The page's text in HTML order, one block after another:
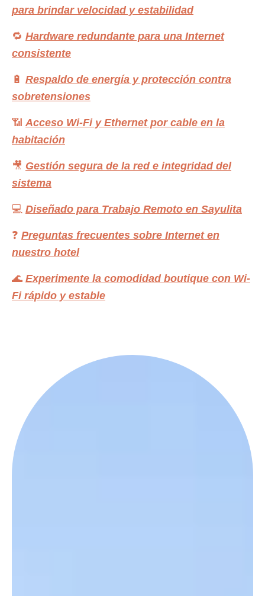
para brindar velocidad y estabilidad
🔁 Hardware redundante para una Internet
consistente
🔋 Respaldo de energía y protección contra
sobretensiones
📶 Acceso Wi-Fi y Ethernet por cable en la
habitación
🎥 Gestión segura de la red e integridad del
sistema
💻 Diseñado para Trabajo Remoto en Sayulita
❓ Preguntas frecuentes sobre Internet en
nuestro hotel
🌊 Experimente la comodidad boutique con Wi-
Fi rápido y estable